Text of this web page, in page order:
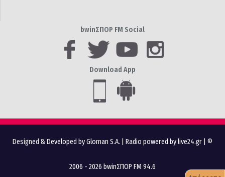
bwinΣΠΟΡ FM Social
Download App
Designed & Developed by Gloman S.A. Radio powered by live24.gr | ©
2006 - 2026 bwinΣΠΟΡ FM 94.6